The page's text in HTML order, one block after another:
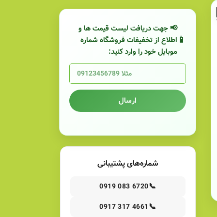
📢 جهت دریافت لیست قیمت ها و
اطلاع از تخفیفات فروشگاه شماره
موبایل خود را وارد کنید:
ارسال
شماره‌های پشتیبانی
📞
0919 083 6720
📞
0917 317 4661